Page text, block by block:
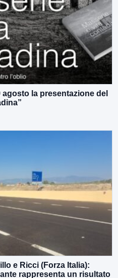
la presentazione del
e Ricci (Forza Italia):
rappresenta un risultato